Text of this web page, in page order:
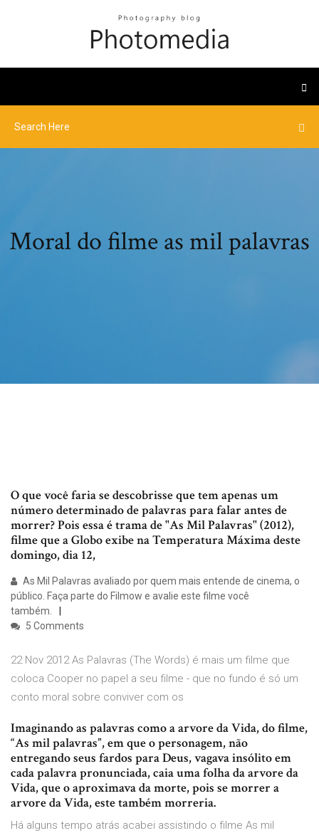
Moral do filme as mil palavras
O que você faria se descobrisse que tem apenas um
número determinado de palavras para falar antes de
morrer? Pois essa é trama de "As Mil Palavras" (2012),
filme que a Globo exibe na Temperatura Máxima deste
domingo, dia 12,
As Mil Palavras avaliado por quem mais entende de cinema, o
público. Faça parte do Filmow e avalie este filme você
também.
5 Comments
22 Nov 2012 As Palavras (The Words) é mais um filme que
coloca Cooper no papel a seu filme - que no fundo é só um
conto moral sobre conviver com os
Imaginando as palavras como a arvore da Vida, do filme,
“As mil palavras”, em que o personagem, não
entregando seus fardos para Deus, vagava insólito em
cada palavra pronunciada, caia uma folha da arvore da
Vida, que o aproximava da morte, pois se morrer a
arvore da Vida, este também morreria.
Há alguns tempo atrás acabei assistindo o filme As mil